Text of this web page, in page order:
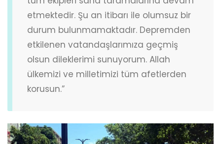
etmektedir. Şu an itibarı ile olumsuz bir
durum bulunmamaktadır. Depremden
etkilenen vatandaşlarımıza geçmiş
olsun dileklerimi sunuyorum. Allah
ülkemizi ve milletimizi tüm afetlerden
korusun.”